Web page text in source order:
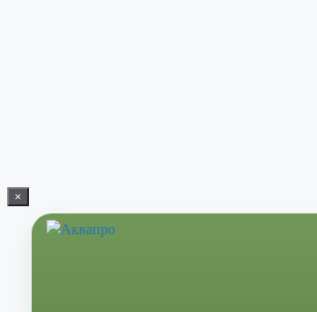
×
Перейти